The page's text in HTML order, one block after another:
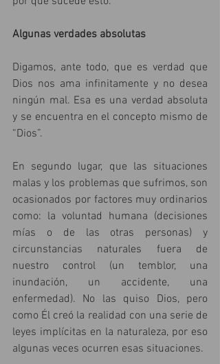
Algunas verdades absolutas
Digamos, ante todo, que es verdad que
Dios nos ama infinitamente y no desea
ningún mal. Esa es una verdad absoluta
y se encuentra en el concepto mismo de
“Dios”.
En segundo lugar, que las situaciones
malas y los problemas que sufrimos, son
ocasionados por factores muy ordinarios
como: la voluntad humana (decisiones
mías o de las otras personas) y
circunstancias naturales fuera de
nuestro control (un temblor, una
inundación, un accidente, una
enfermedad). No las quiso Dios, pero
como Él creó la realidad con una serie de
leyes implícitas en la naturaleza, por eso
algunas veces ocurren esas situaciones.